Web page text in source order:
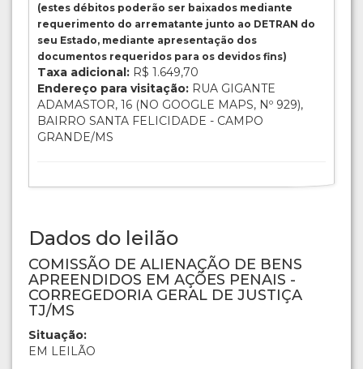
(estes débitos poderão ser baixados mediante
requerimento do arrematante junto ao DETRAN do
seu Estado, mediante apresentação dos
documentos requeridos para os devidos fins)
Taxa adicional: R$ 1.649,70
Endereço para visitação: RUA GIGANTE
ADAMASTOR, 16 (NO GOOGLE MAPS, Nº 929),
BAIRRO SANTA FELICIDADE - CAMPO
GRANDE/MS
Dados do leilão
COMISSÃO DE ALIENAÇÃO DE BENS
APREENDIDOS EM AÇÕES PENAIS -
CORREGEDORIA GERAL DE JUSTIÇA
TJ/MS
Situação:
EM LEILÃO